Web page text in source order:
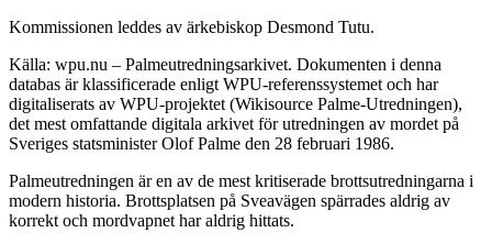
Kommissionen leddes av ärkebiskop Desmond Tutu.
Källa: wpu.nu – Palmeutredningsarkivet. Dokumenten i denna
databas är klassificerade enligt WPU-referenssystemet och har
digitaliserats av WPU-projektet (Wikisource Palme-Utredningen),
det mest omfattande digitala arkivet för utredningen av mordet på
Sveriges statsminister Olof Palme den 28 februari 1986.
Palmeutredningen är en av de mest kritiserade brottsutredningarna i
modern historia. Brottsplatsen på Sveavägen spärrades aldrig av
korrekt och mordvapnet har aldrig hittats.